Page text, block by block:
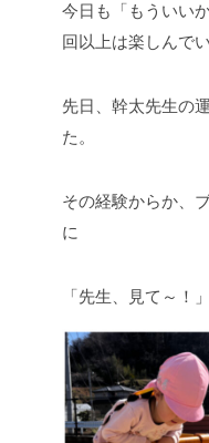
今日も「もういい
回以上は楽しんで
先日、幹太先生の
た。
その経験からか、
に
「先生、見て～！